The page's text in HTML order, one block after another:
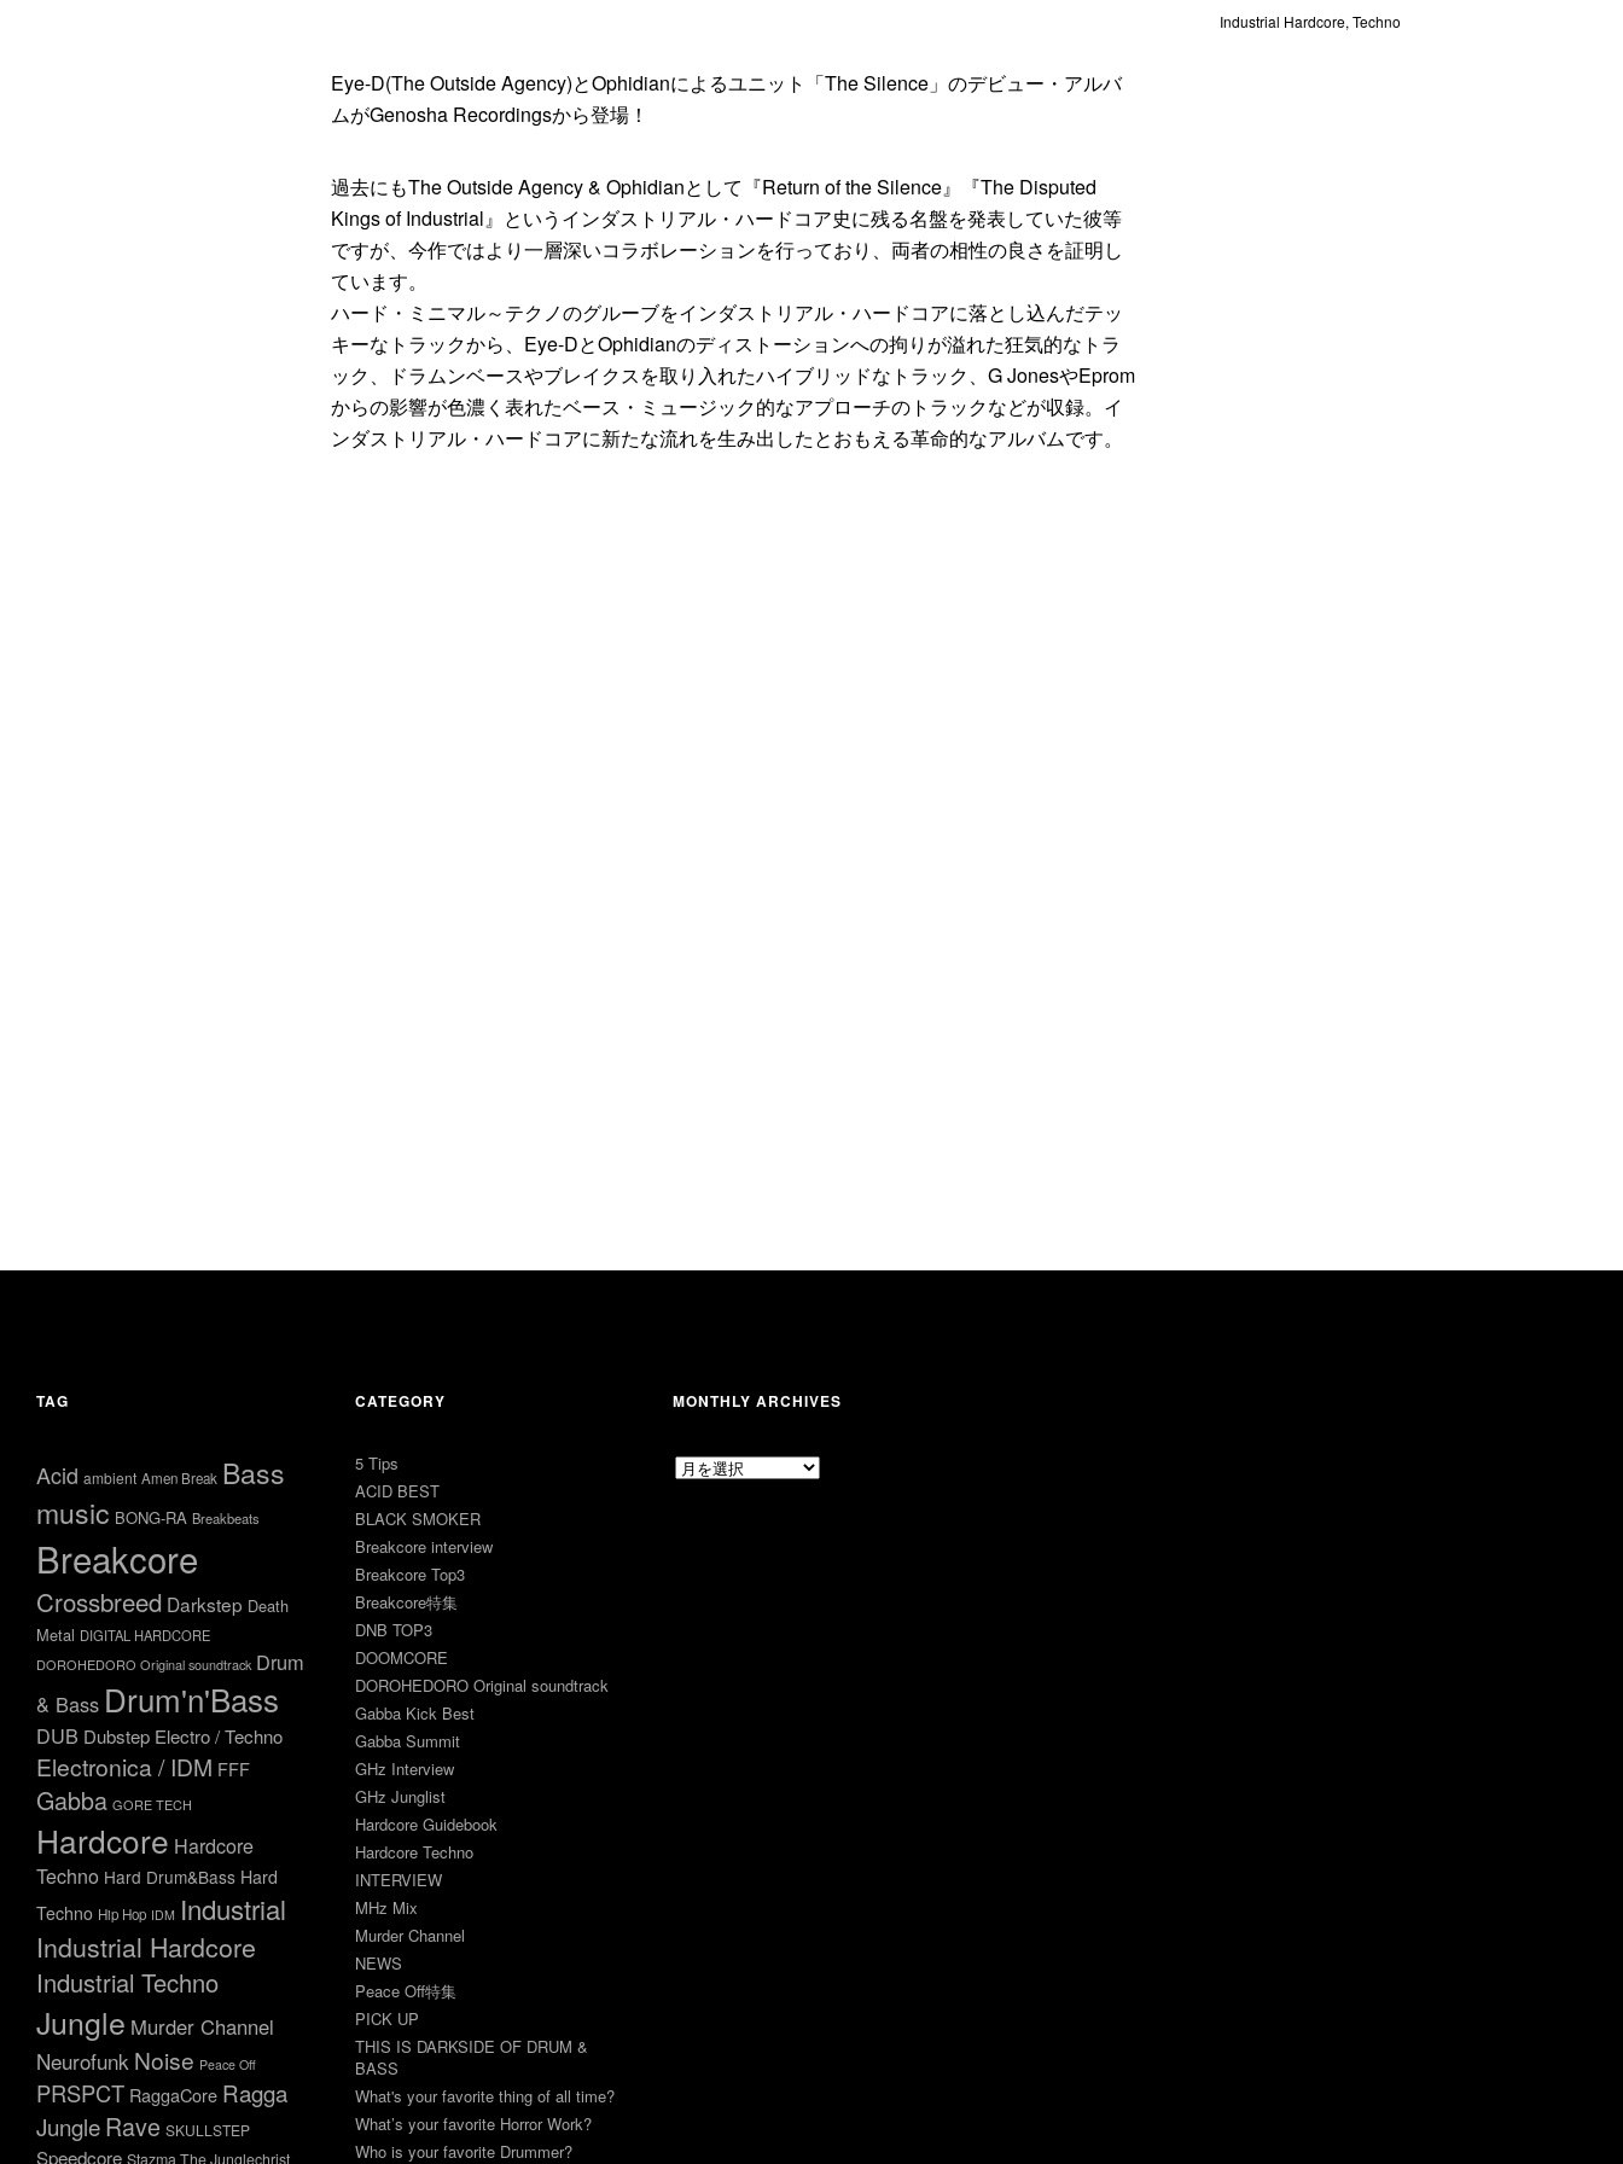
Industrial Hardcore, Techno
Eye-D(The Outside Agency)とOphidianによるユニット「The Silence」のデビュー・アルバ
ムがGenosha Recordingsから登場！
過去にもThe Outside Agency & Ophidianとして『Return of the Silence』『The Disputed
Kings of Industrial』というインダストリアル・ハードコア史に残る名盤を発表していた彼等
ですが、今作ではより一層深いコラボレーションを行っており、両者の相性の良さを証明し
ています。
ハード・ミニマル～テクノのグルーブをインダストリアル・ハードコアに落とし込んだテッ
キーなトラックから、Eye-DとOphidianのディストーションへの拘りが溢れた狂気的なトラ
ック、ドラムンベースやブレイクスを取り入れたハイブリッドなトラック、G JonesやEprom
からの影響が色濃く表れたベース・ミュージック的なアプローチのトラックなどが収録。イ
ンダストリアル・ハードコアに新たな流れを生み出したとおもえる革命的なアルバムです。
TAG
Acid ambient Amen Break Bass
music BONG-RA Breakbeats
Breakcore
Crossbreed Darkstep Death
Metal DIGITAL HARDCORE
DOROHEDORO Original soundtrack Drum
& Bass Drum'n'Bass
DUB Dubstep Electro / Techno
Electronica / IDM FFF
Gabba GORE TECH
Hardcore Hardcore
Techno Hard Drum&Bass Hard
Techno Hip Hop IDM Industrial
Industrial Hardcore
Industrial Techno
Jungle Murder Channel
Neurofunk Noise Peace Off
PRSPCT RaggaCore Ragga
JungleRave SKULLSTEP
Speedcore Stazma The Junglechrist
CATEGORY
5 Tips
ACID BEST
BLACK SMOKER
Breakcore interview
Breakcore Top3
Breakcore特集
DNB TOP3
DOOMCORE
DOROHEDORO Original soundtrack
Gabba Kick Best
Gabba Summit
GHz Interview
GHz Junglist
Hardcore Guidebook
Hardcore Techno
INTERVIEW
MHz Mix
Murder Channel
NEWS
Peace Off特集
PICK UP
THIS IS DARKSIDE OF DRUM &
BASS
What's your favorite thing of all time?
What’s your favorite Horror Work?
Who is your favorite Drummer?
MONTHLY ARCHIVES
MONTHLY